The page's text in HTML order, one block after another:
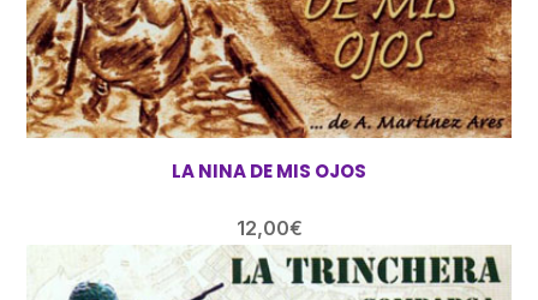
LA NINA DE MIS OJOS
12,00€